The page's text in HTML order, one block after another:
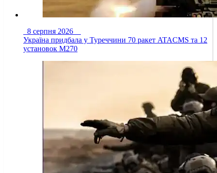
8 серпня 2026
Україна придбала у Туреччини 70 ракет ATACMS та 12
установок M270